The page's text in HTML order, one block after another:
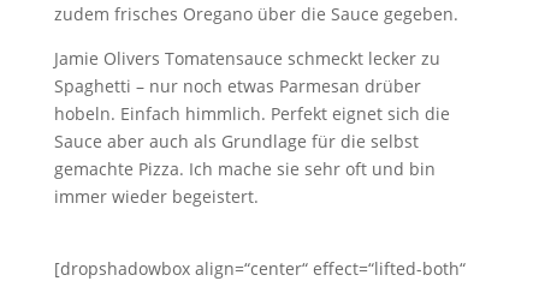
zudem frisches Oregano über die Sauce gegeben.
Jamie Olivers Tomatensauce schmeckt lecker zu
Spaghetti – nur noch etwas Parmesan drüber
hobeln. Einfach himmlich. Perfekt eignet sich die
Sauce aber auch als Grundlage für die selbst
gemachte Pizza. Ich mache sie sehr oft und bin
immer wieder begeistert.
[dropshadowbox align=“center“ effect=“lifted-both“